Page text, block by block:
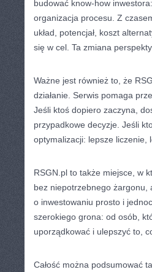
budować know-how
organizacja procesu. Z
układ, potencjał, koszt
się w cel. Ta zmiana
Ważne jest również to, że
działanie. Serwis pomaga
Jeśli ktoś dopiero zaczyna,
przypadkowe decyzje. Jeśli
optymalizacji: lepsze liczenie,
RSGN.pl to także miejsce, w
bez niepotrzebnego żargonu,
o inwestowaniu prosto i
szerokiego grona: od osób,
uporządkować i ulepszyć to,
Całość można podsumować